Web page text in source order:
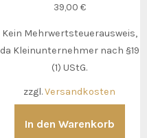
39,00 €
Kein Mehrwertsteuerausweis,
da Kleinunternehmer nach §19
(1) UStG.
zzgl.Versandkosten
In den Warenkorb